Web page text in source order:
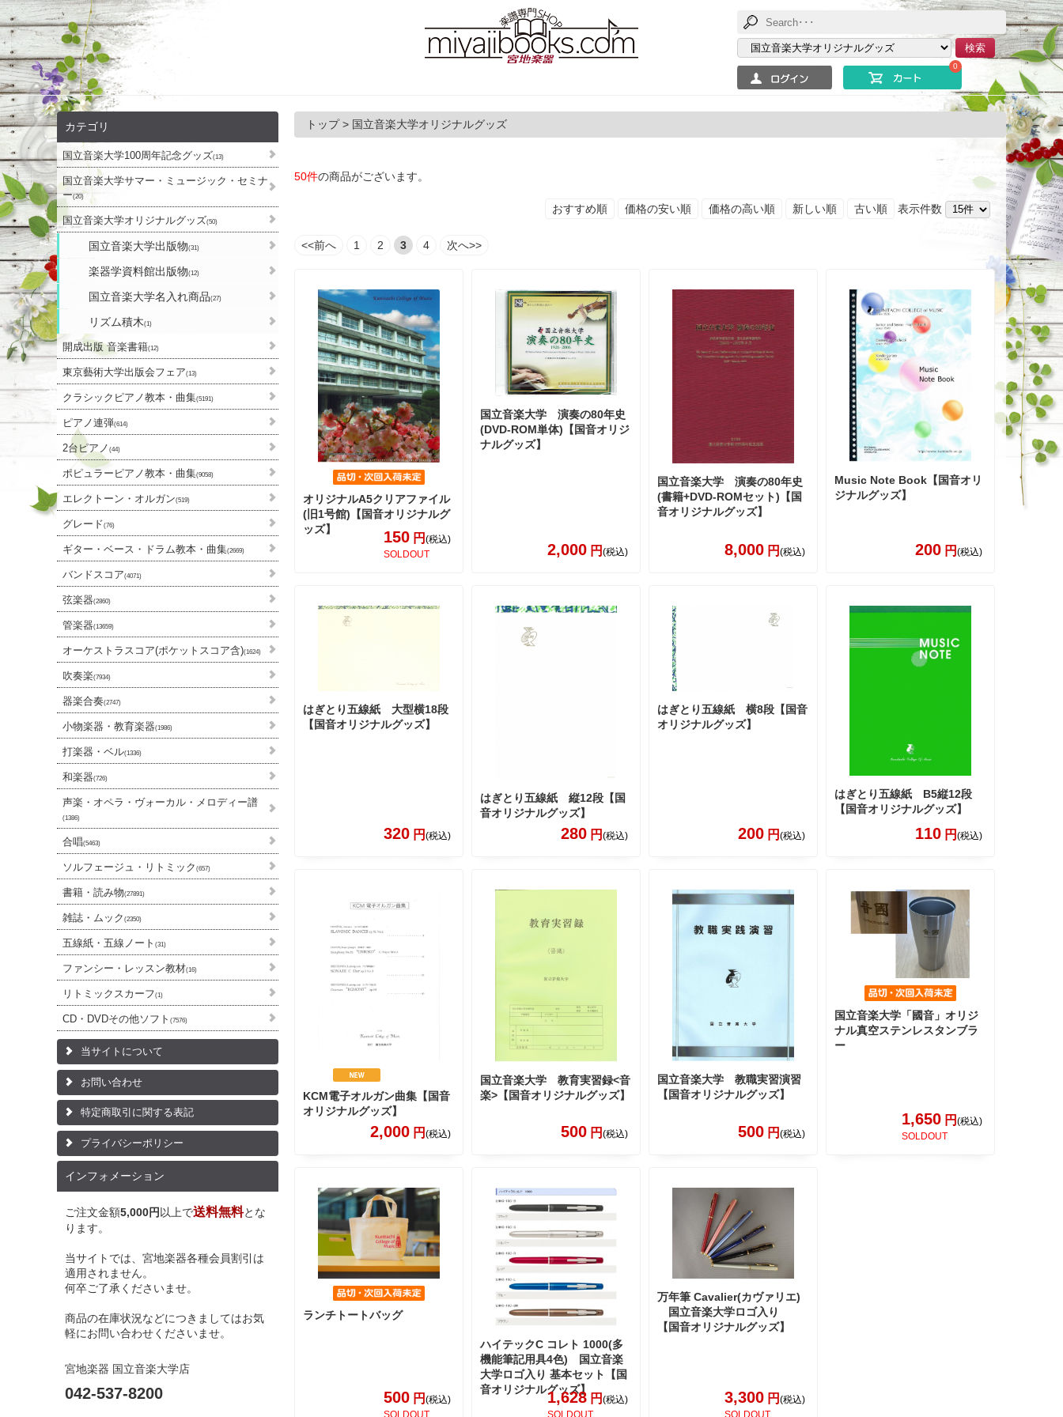
検索
0
カテゴリ
国立音楽大学100周年記念グッズ(13)
国立音楽大学サマー・ミュージック・セミナ
ー(20)
国立音楽大学オリジナルグッズ(50)
国立音楽大学出版物(31)
楽器学資料館出版物(12)
国立音楽大学名入れ商品(27)
リズム積木(1)
開成出版 音楽書籍(12)
東京藝術大学出版会フェア(13)
クラシックピアノ教本・曲集(5191)
ピアノ連弾(614)
2台ピアノ (44)
ポピュラーピアノ教本・曲集(9058)
エレクトーン・オルガン(519)
グレード(76)
ギター・ベース・ドラム教本・曲集(2669)
バンドスコア(4071)
弦楽器(2860)
管楽器(13659)
オーケストラスコア(ポケットスコア含)(1624)
吹奏楽(7934)
器楽合奏(2747)
小物楽器・教育楽器(1986)
打楽器・ベル(1336)
和楽器(726)
声楽・オペラ・ヴォーカル・メロディー譜
(1386)
合唱(5463)
ソルフェージュ・リトミック (657)
書籍・読み物(27891)
雑誌・ムック (2350)
五線紙・五線ノート (31)
ファンシー・レッスン教材(16)
リトミックスカーフ(1)
CD・DVDその他ソフト (7576)
当サイトについて
お問い合わせ
特定商取引に関する表記
プライバシーポリシー
インフォメーション
ご注文金額5,000円 以上で送料無料とな
ります。
当サイトでは、宮地楽器各種会員割引は
適用されません。
何卒ご了承くださいませ。
商品の在庫状況などにつきましてはお気
軽にお問い合わせくださいませ。
宮地楽器 国立音楽大学店
042-537-8200
トップ> 国立音楽大学オリジナルグッズ
50件の商品がございます。
おすすめ順 価格の安い順 価格の高い順 新しい順 古い順 表示件数
<<前へ 1 2 3 4 次へ>>
オリジナルA5クリアファイル
(旧1号館)【国音オリジナルグ
ッズ】
150 円 (税込)
SOLDOUT
国立音楽大学 演奏の80年史
(DVD-ROM単体)【国音オリジ
ナルグッズ】
2,000 円 (税込)
国立音楽大学 演奏の80年史
(書籍+DVD-ROMセット)【国
音オリジナルグッズ】
8,000 円 (税込)
Music Note Book【国音オリ
ジナルグッズ】
200 円 (税込)
はぎとり五線紙 大型横18段
【国音オリジナルグッズ】
320 円 (税込)
はぎとり五線紙 縦12段【国
音オリジナルグッズ】
280 円 (税込)
はぎとり五線紙 横8段【国音
オリジナルグッズ】
200 円 (税込)
はぎとり五線紙 B5縦12段
【国音オリジナルグッズ】
110 円 (税込)
KCM電子オルガン曲集【国音
オリジナルグッズ】
2,000 円 (税込)
国立音楽大学 教育実習録<音
楽>【国音オリジナルグッズ】
500 円 (税込)
国立音楽大学 教職実習演習
【国音オリジナルグッズ】
500 円 (税込)
国立音楽大学「國音」オリジ
ナル真空ステンレスタンブラ
ー
1,650 円 (税込)
SOLDOUT
ランチトートバッグ
500 円 (税込)
SOLDOUT
ハイテックC コレト 1000(多
機能筆記用具4色) 国立音楽
大学ロゴ入り 基本セット【国
音オリジナルグッズ】
1,628 円 (税込)
SOLDOUT
万年筆 Cavalier(カヴァリエ)
国立音楽大学ロゴ入り
【国音オリジナルグッズ】
3,300 円 (税込)
SOLDOUT